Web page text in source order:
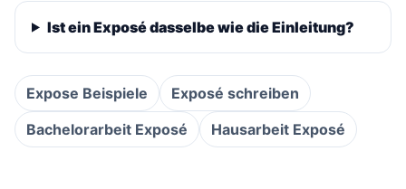
Ist ein Exposé dasselbe wie die Einleitung?
Expose Beispiele
Exposé schreiben
Bachelorarbeit Exposé
Hausarbeit Exposé